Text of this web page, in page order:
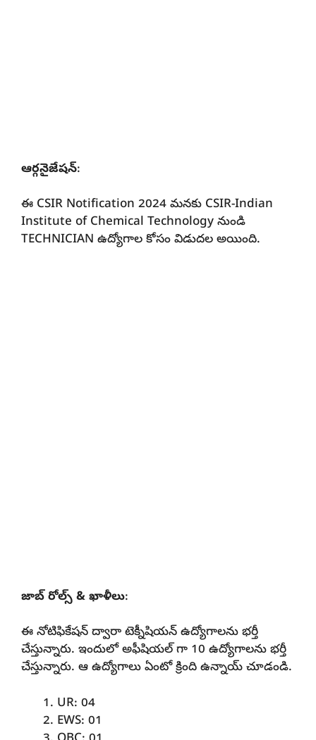
ఆర్గనైజేషన్:
ఈ CSIR Notification 2024 మనకు CSIR-Indian
Institute of Chemical Technology నుండి
TECHNICIAN ఉద్యోగాల కోసం విడుదల అయింది.
జాబ్ రోల్స్ & ఖాళీలు:
ఈ నోటిఫికేషన్ ద్వారా టెక్నీషియన్ ఉద్యోగాలను భర్తీ
చేస్తున్నారు. ఇందులో అఫీషియల్ గా 10 ఉద్యోగాలను భర్తీ
చేస్తున్నారు. ఆ ఉద్యోగాలు ఏంటో క్రింది ఉన్నాయ్ చూడండి.
UR: 04
EWS: 01